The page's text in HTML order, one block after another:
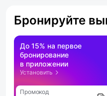
Бронируйте
До 15% на первое
бронирование
в приложении
Установить
Промокод